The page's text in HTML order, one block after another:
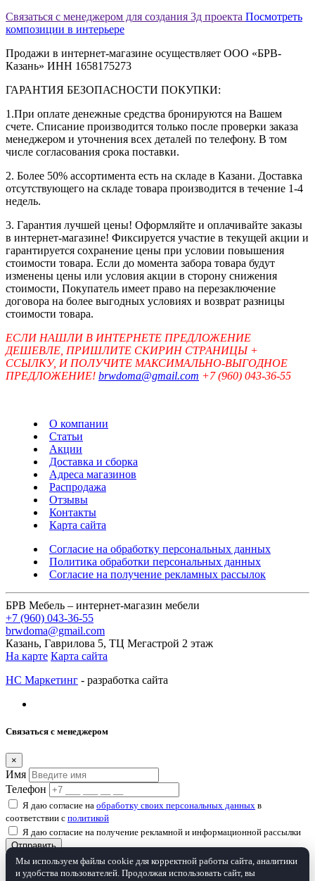
Связаться с менеджером для создания 3д проекта Посмотреть
композиции в интерьере
Продажи в интернет-магазине осуществляет ООО «БРВ-
Казань» ИНН 1658175273
ГАРАНТИЯ БЕЗОПАСНОСТИ ПОКУПКИ:
1.При оплате денежные средства бронируются на Вашем
счете. Списание производится только после проверки заказа
менеджером и уточнения всех деталей по телефону. В том
числе согласования срока поставки.
2. Более 50% ассортимента есть на складе в Казани. Доставка
отсутствующего на складе товара производится в течение 1-4
недель.
3. Гарантия лучшей цены! Оформляйте и оплачивайте заказы
в интернет-магазине! Фиксируется участие в текущей акции и
гарантируется сохранение цены при условии повышения
стоимости товара. Если до момента забора товара будут
изменены цены или условия акции в сторону снижения
стоимости, Покупатель имеет право на перезаключение
договора на более выгодных условиях и возврат разницы
стоимости товара.
ЕСЛИ НАШЛИ В ИНТЕРНЕТЕ ПРЕДЛОЖЕНИЕ
ДЕШЕВЛЕ, ПРИШЛИТЕ СКИРИН СТРАНИЦЫ +
ССЫЛКУ, И ПОЛУЧИТЕ МАКСИМАЛЬНО-ВЫГОДНОЕ
ПРЕДЛОЖЕНИЕ! brwdoma@gmail.com +7 (960) 043-36-55
О компании
Статьи
Акции
Доставка и сборка
Адреса магазинов
Распродажа
Отзывы
Контакты
Карта сайта
Согласие на обработку персональных данных
Политика обработки персональных данных
Согласие на получение рекламных рассылок
БРВ Мебель – интернет-магазин мебели
+7 (960) 043-36-55
brwdoma@gmail.com
Казань, Гаврилова 5, ТЦ Мегастрой 2 этаж
На карте Карта сайта
НС Маркетинг - разработка сайта
Связаться с менеджером
×
Имя
Телефон
Я даю согласие на обработку своих персональных данных в
соответствии с политикой
Я даю согласие на получение рекламной и информационной рассылки
Отправить
Товар добавлен в корзину
Мы используем файлы cookie для корректной работы сайта, аналитики
и удобства пользователей. Продолжая использовать сайт, вы